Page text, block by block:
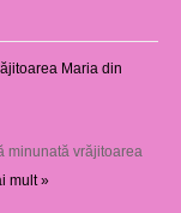
Maria din
minunată vrăjitoarea
mult »